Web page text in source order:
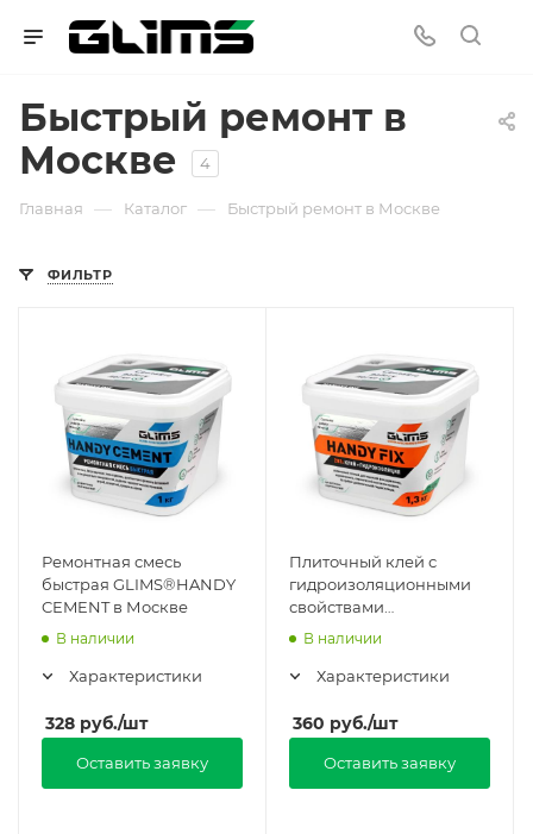
Быстрый ремонт в
Москве
4
Главная — Каталог — Быстрый ремонт в Москве
ФИЛЬТР
Ремонтная смесь
быстрая GLIMS®HANDY
CEMENT в Москве
В наличии
Характеристики
328 руб./шт
Оставить заявку
Плиточный клей с
гидроизоляционными
свойствами
GLIMS®HANDY FIX в
В наличии
Характеристики
360 руб./шт
Оставить заявку